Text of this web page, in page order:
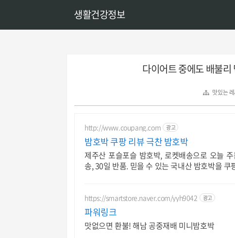
생활건강정보
다이어트 중에도 배불
맛있는
http://www.coupang.com 광고
밤호박 쿠팡 리뷰 극찬 밤호박
제주산 포슬포슬 밤호박, 로켓배송으로 오늘
송, 30일 반품. 믿을 수 있는 국내산 밤호박을 쿠
https://smartstore.naver.com/yyh9042 광고
파워링크
맛없으면 환불! 해남 공중재배 미니밤호박